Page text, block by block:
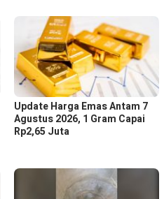
Update Harga Emas Antam 7
Agustus 2026, 1 Gram Capai
Rp2,65 Juta